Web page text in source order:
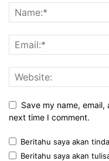
Save my name,
next time I comment.
Beritahu saya akan
Beritahu saya akan